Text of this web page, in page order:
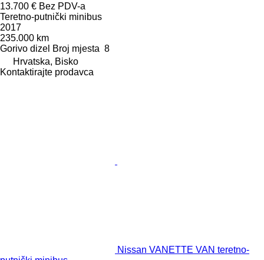
13.700 € Bez PDV-a
Teretno-putnički minibus
2017
235.000 km
Gorivo dizel Broj mjesta 8
Hrvatska, Bisko
Kontaktirajte prodavca
Nissan VANETTE VAN teretno-